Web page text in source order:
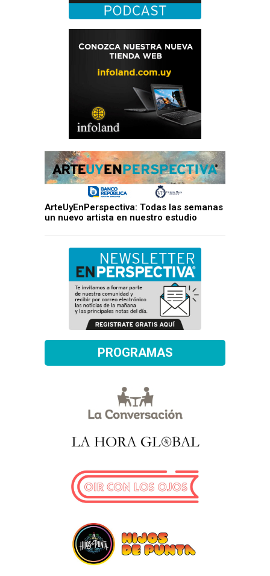
ArteUyEnPerspectiva: Todas las semanas
un nuevo artista en nuestro estudio
PROGRAMAS